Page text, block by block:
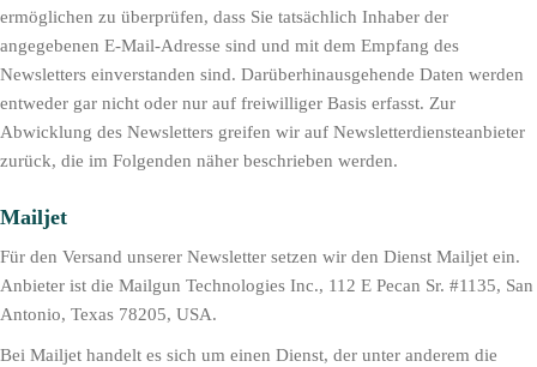
ermöglichen zu überprüfen, dass Sie tatsächlich Inhaber der
angegebenen E-Mail-Adresse sind und mit dem Empfang des
Newsletters einverstanden sind. Darüberhinausgehende Daten werden
entweder gar nicht oder nur auf freiwilliger Basis erfasst. Zur
Abwicklung des Newsletters greifen wir auf Newsletterdiensteanbieter
zurück, die im Folgenden näher beschrieben werden.
Mailjet
Für den Versand unserer Newsletter setzen wir den Dienst Mailjet ein.
Anbieter ist die Mailgun Technologies Inc., 112 E Pecan Sr. #1135, San
Antonio, Texas 78205, USA.
Bei Mailjet handelt es sich um einen Dienst, der unter anderem die